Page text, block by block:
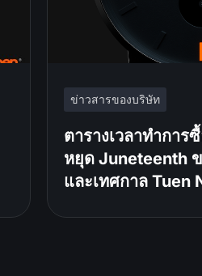
ข่าวสารของบริษัท
ตารางเวลาทำการ
หยุด Juneteenth
และเทศกาล Tuen